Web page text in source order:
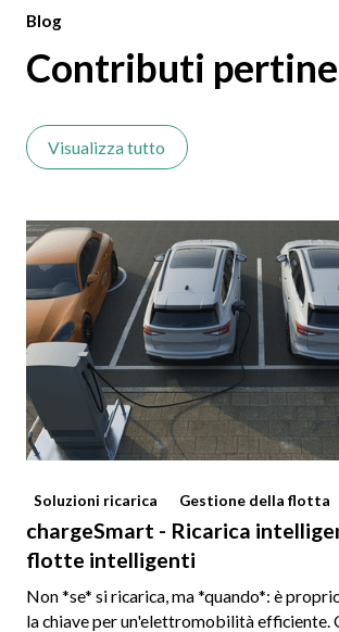
Blog
Contributi
Visualizza tutto
Soluzioni ricarica Gestione della flotta
chargeSmart - Ricarica
flotte intelligenti
Non *se* si ricarica, ma *quando*: è
la chiave per un'elettromobilità efficiente.